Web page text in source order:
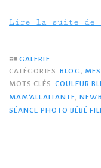
Lire la suite de
GALERIE
CATÉGORIES BLOG
MOTS CLÉS COULEUR
MAM'ALLAITANTE ,
SÉANCE PHOTO BÉBÉ